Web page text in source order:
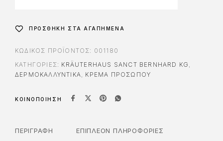
t
v
e
:
ΠΡΟΣΘΉΚΗ ΣΤΑ ΑΓΑΠΗΜΈΝΑ
ΚΩΔΙΚΌΣ ΠΡΟΪΌΝΤΟΣ: 001180
ΚΑΤΗΓΟΡΊΕΣ: KRÄUTERHAUS SANCT BERNHARD KG ,
ΔΕΡΜΟΚΑΛΛΥΝΤΙΚΑ, ΚΡΕΜΑ ΠΡΟΣΩΠΟΥ
ΚΟΙΝΟΠΟΊΗΣΗ
ΠΕΡΙΓΡΑΦΉ ΕΠΙΠΛΈΟΝ ΠΛΗΡΟΦΟΡΊΕΣ